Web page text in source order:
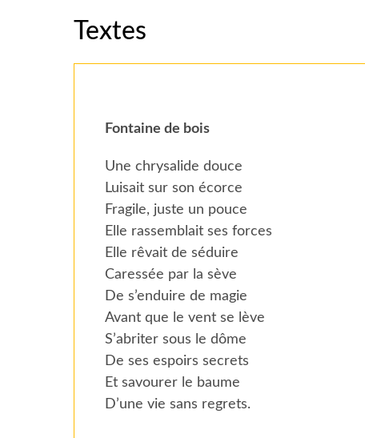
Textes
Fontaine de bois
Une chrysalide douce
Luisait sur son écorce
Fragile, juste un pouce
Elle rassemblait ses forces
Elle rêvait de séduire
Caressée par la sève
De s’enduire de magie
Avant que le vent se lève
S’abriter sous le dôme
De ses espoirs secrets
Et savourer le baume
D’une vie sans regrets.